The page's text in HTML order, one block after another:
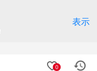
表示
0